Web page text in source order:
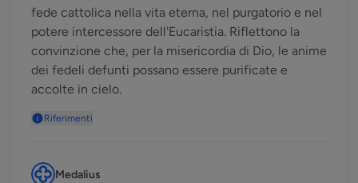
fede cattolica nella vita eterna, nel purgatorio e nel
potere intercessore dell'Eucaristia. Riflettono la
convinzione che, per la misericordia di Dio, le anime
dei fedeli defunti possano essere purificate e
accolte in cielo.
Riferimenti
Medalius